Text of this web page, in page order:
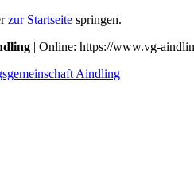
zur Startseite springen.
| Online: https://www.vg-